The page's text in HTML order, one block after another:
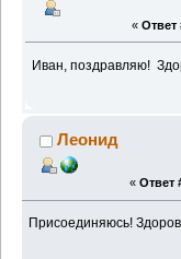
« Ответ
Иван, поздравляю!
Леонид
« Ответ
Присоединяюсь!